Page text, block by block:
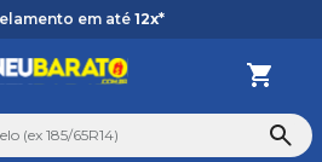
em até 12x*
(ex 185/65R14)